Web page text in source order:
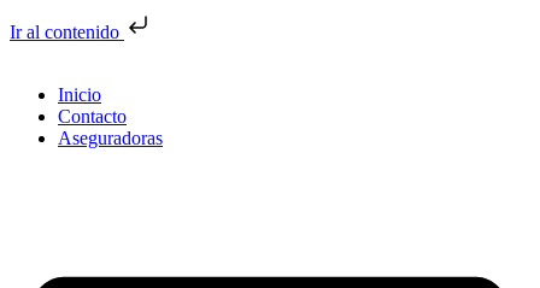
Ir al contenido
Inicio
Contacto
Aseguradoras